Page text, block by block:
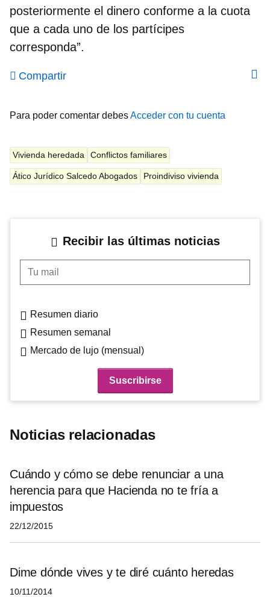
posteriormente el dinero conforme a la cuota
que a cada uno de los partícipes
corresponda”.
Compartir
Para poder comentar debesAcceder con tu cuenta
Vivienda heredada Conflictos familiares
Ático Jurídico Salcedo Abogados Proindiviso vivienda
Recibir las últimas noticias
Tu mail
Resumen diario
Resumen semanal
Mercado de lujo (mensual)
Noticias relacionadas
Cuándo y cómo se debe renunciar a una
herencia para que Hacienda no te fría a
impuestos
22/12/2015
Dime dónde vives y te diré cuánto heredas
10/11/2014